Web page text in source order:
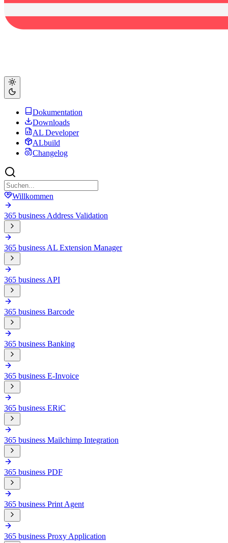
Dokumentation
Downloads
AL Developer
ALbuild
Changelog
Willkommen
365 business Address Validation
365 business AL Extension Manager
365 business API
365 business Barcode
365 business Banking
365 business E-Invoice
365 business ERiC
365 business Mailchimp Integration
365 business PDF
365 business Print Agent
365 business Proxy Application